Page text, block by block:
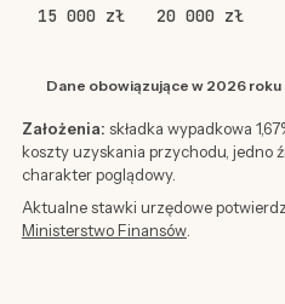
15 000 zł 20 000 zł
Dane obowiązujące w 2026 roku
Założenia: składka wypadkowa
koszty uzyskania przychodu, jedno
charakter poglądowy.
Aktualne stawki urzędowe
Ministerstwo Finansów.